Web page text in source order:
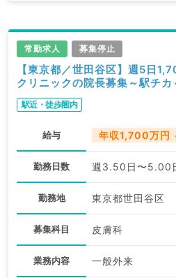
常勤求人 募集停止
【東京都／世田谷区】週5日
クリニックの院長募集～駅チカ
駅近・徒歩圏内
給与 年収1,700万円
勤務日数 週3.50日〜5.00
勤務地 東京都世田谷区
募集科目 皮膚科
業務内容 一般外来